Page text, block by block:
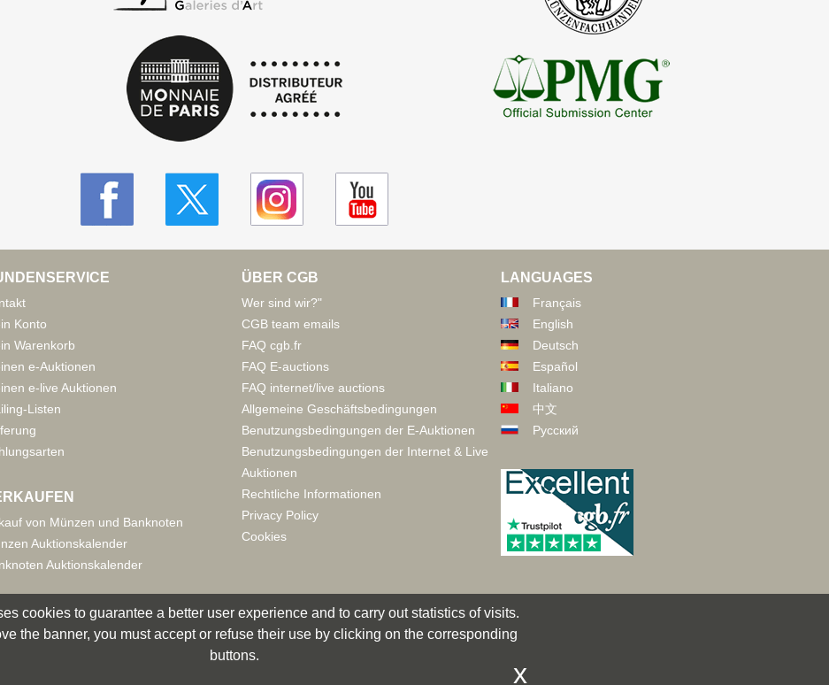
Konto
Warenkorb
e-Auktionen
e-live Auktionen
Listen
von Münzen und Banknoten
Auktionskalender
Auktionskalender
ÜBER CGB
Wer sind wir?"
CGB team emails
FAQ cgb.fr
FAQ E-auctions
FAQ internet/live auctions
Allgemeine Geschäftsbedingungen
Benutzungsbedingungen der E-Auktionen
Benutzungsbedingungen der Internet & Live
Auktionen
Rechtliche Informationen
Privacy Policy
Cookies
LANGUAGES
Français
English
Deutsch
Español
Italiano
中文
Русский
cookies to guarantee a better user experience and to carry out statistics of visits.
the banner, you must accept or refuse their use by clicking on the corresponding
buttons.
x